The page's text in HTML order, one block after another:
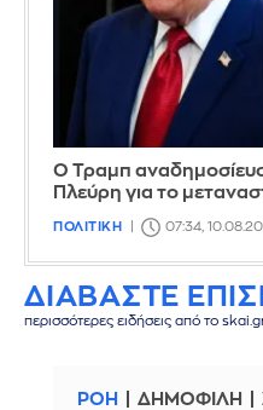
Ο Τραμπ
Πλεύρη για το
ΠΟΛΙΤΙΚΗ 07:34,
ΔΙΑΒΑΣΤΕ
περισσότερες ειδήσεις από το
ΡΟΗ ΔΗΜΟΦΙΛΗ